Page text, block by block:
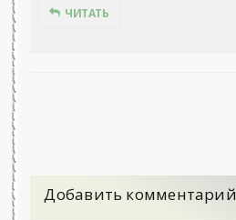
ЧИТАТЬ
Добавить комментарий